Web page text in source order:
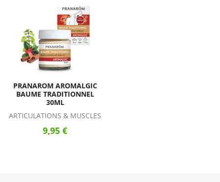
PRANAROM AROMALGIC
BAUME TRADITIONNEL
30ML
ARTICULATIONS & MUSCLES
9,95 €